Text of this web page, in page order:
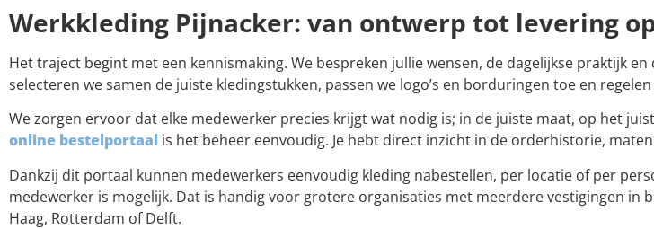
Werkkleding Pijnacker: van ontwerp tot levering
Het traject begint met een kennismaking. We bespreken jullie wensen, de dagelijkse praktijk
selecteren we samen de juiste kledingstukken, passen we logo’s en borduringen toe en
We zorgen ervoor dat elke medewerker precies krijgt wat nodig is; in de juiste maat, op het
online bestelportaal is het beheer eenvoudig. Je hebt direct inzicht in de orderhistorie,
Dankzij dit portaal kunnen medewerkers eenvoudig kleding nabestellen, per locatie of per
medewerker is mogelijk. Dat is handig voor grotere organisaties met meerdere vestigingen in
Haag, Rotterdam of Delft.